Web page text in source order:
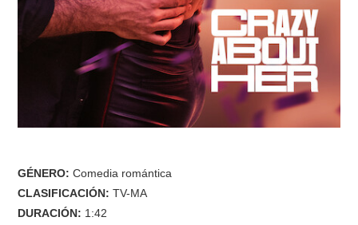
GÉNERO: Comedia romántica
CLASIFICACIÓN: TV-MA
DURACIÓN: 1:42